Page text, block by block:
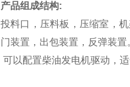
产品组成结构:
投料口，压料板，压缩室，
门装置，出包装置，反弹装置
可以配置柴油发电机驱动，适